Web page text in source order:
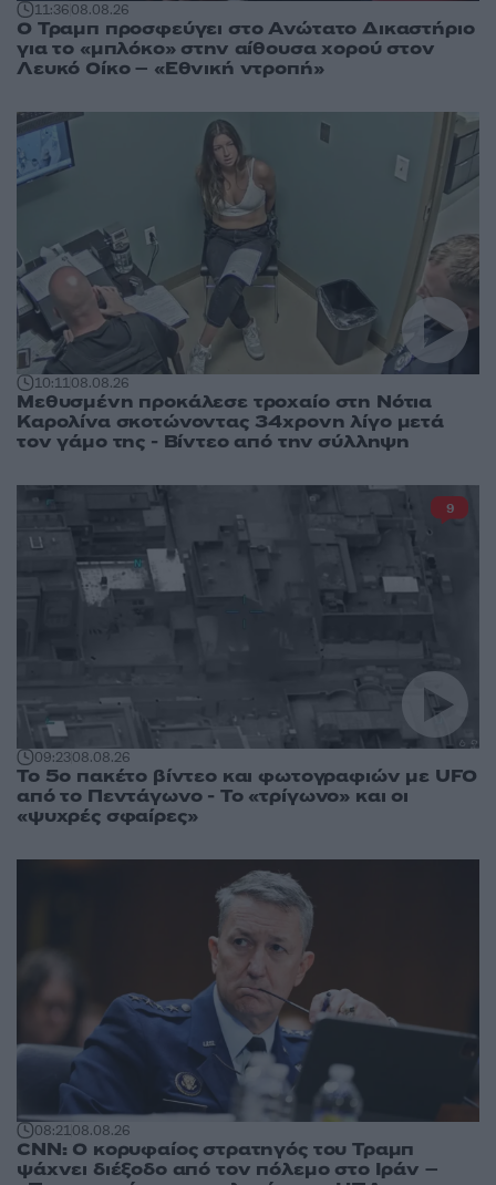
11:3608.08.26
Ο Τραμπ προσφεύγει στο Ανώτατο Δικαστήριο
για το «μπλόκο» στην αίθουσα χορού στον
Λευκό Οίκο – «Εθνική ντροπή»
10:1108.08.26
Μεθυσμένη προκάλεσε τροχαίο στη Νότια
Καρολίνα σκοτώνοντας 34χρονη λίγο μετά
τον γάμο της - Βίντεο από την σύλληψη
09:2308.08.26
Το 5ο πακέτο βίντεο και φωτογραφιών με UFO
από το Πεντάγωνο - Το «τρίγωνο» και οι
«ψυχρές σφαίρες»
9
08:2108.08.26
CNN: Ο κορυφαίος στρατηγός του Τραμπ
ψάχνει διέξοδο από τον πόλεμο στο Ιράν –